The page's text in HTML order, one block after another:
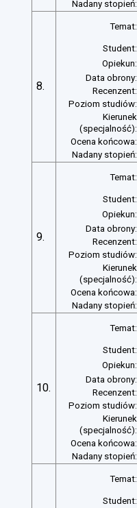
Nadany stopień:
8.
Temat:
Student:
Opiekun:
Data obrony:
Recenzent:
Poziom studiów:
Kierunek
(specjalność):
Ocena końcowa:
Nadany stopień:
9.
Temat:
Student:
Opiekun:
Data obrony:
Recenzent:
Poziom studiów:
Kierunek
(specjalność):
Ocena końcowa:
Nadany stopień:
10.
Temat:
Student:
Opiekun:
Data obrony:
Recenzent:
Poziom studiów:
Kierunek
(specjalność):
Ocena końcowa:
Nadany stopień:
Temat:
Student: